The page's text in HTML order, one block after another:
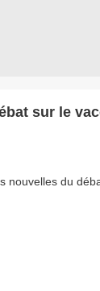
sur le